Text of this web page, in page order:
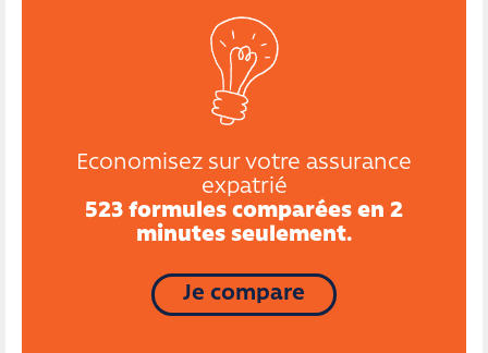
Economisez sur votre assurance
expatrié
523 formules comparées en 2
minutes seulement.
Je compare